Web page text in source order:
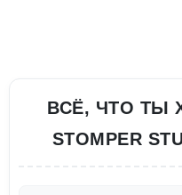
ВСЁ, ЧТО ТЫ
STOMPER